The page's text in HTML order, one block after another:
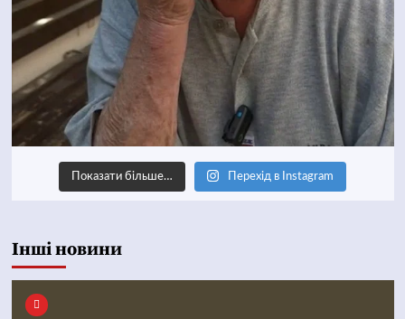
Показати більше… Перехід в Instagram
Інші новини